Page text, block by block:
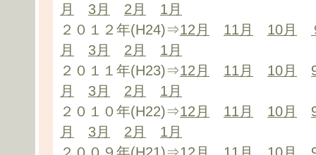
月
3月 2月
1月
２０１２年(H24)⇒12月 11月 10月
月
3月 2月
1月
２０１１年(H23)⇒12月 11月 10月
月
3月 2月
1月
２０１０年(H22)⇒12月 11月 10月
月
3月 2月
1月